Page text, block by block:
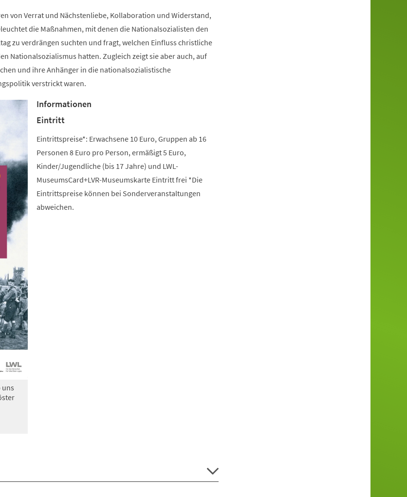
von Verrat und Nächstenliebe, Kollaboration und Widerstand,
die Maßnahmen, mit denen die Nationalsozialisten den
zu verdrängen suchten und fragt, welchen Einfluss christliche
Nationalsozialismus hatten. Zugleich zeigt sie aber auch, auf
und ihre Anhänger in die nationalsozialistische
verstrickt waren.
uns
Informationen
Eintritt
Eintrittspreise*: Erwachsene 10 Euro, Gruppen ab 16
Personen 8 Euro pro Person, ermäßigt 5 Euro,
Kinder/Jugendliche (bis 17 Jahre) und LWL-
MuseumsCard+LVR-Museumskarte Eintritt frei *Die
Eintrittspreise können bei Sonderveranstaltungen
abweichen.